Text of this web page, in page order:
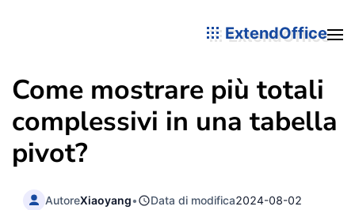
ExtendOffice
Come mostrare più totali
complessivi in una tabella
pivot?
AutoreXiaoyang• Data di modifica2024-08-02